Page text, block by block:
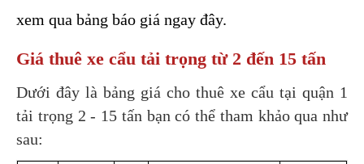
xem qua bảng báo giá ngay đây.
Giá thuê xe cẩu tải trọng từ 2 đến 15 tấn
Dưới đây là bảng giá cho thuê xe cẩu tại quận 1
tải trọng 2 - 15 tấn bạn có thể tham khảo qua như
sau: